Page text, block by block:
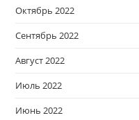
Октябрь 2022
Сентябрь 2022
Август 2022
Июль 2022
Июнь 2022